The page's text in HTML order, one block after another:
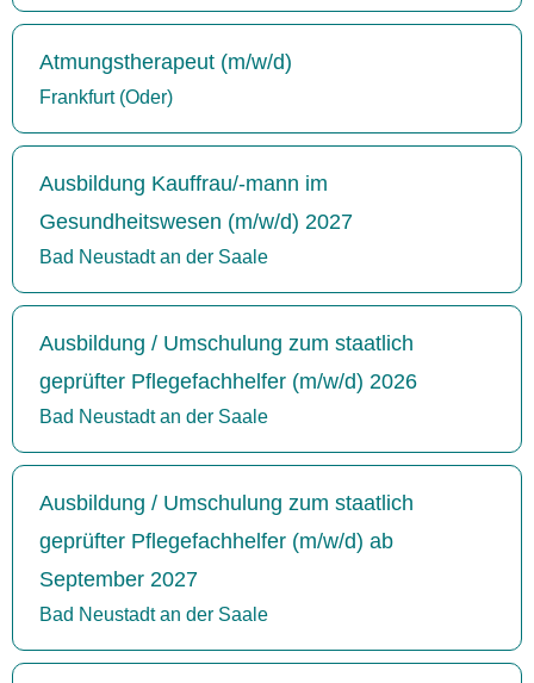
Atmungstherapeut (m/w/d)
Frankfurt (Oder)
Ausbildung Kauffrau/-mann im
Gesundheitswesen (m/w/d) 2027
Bad Neustadt an der Saale
Ausbildung / Umschulung zum staatlich
geprüfter Pflegefachhelfer (m/w/d) 2026
Bad Neustadt an der Saale
Ausbildung / Umschulung zum staatlich
geprüfter Pflegefachhelfer (m/w/d) ab
September 2027
Bad Neustadt an der Saale